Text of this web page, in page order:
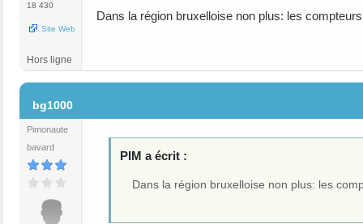
18 430
Site Web
Dans la région bruxelloise non plus: les
Hors ligne
bg1000
Pimonaute
bavard
PIM a écrit :
Dans la région bruxelloise non plus: les